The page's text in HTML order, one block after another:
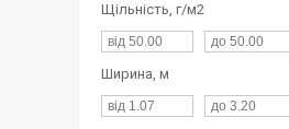
Щільність, г/м2
Ширина, м